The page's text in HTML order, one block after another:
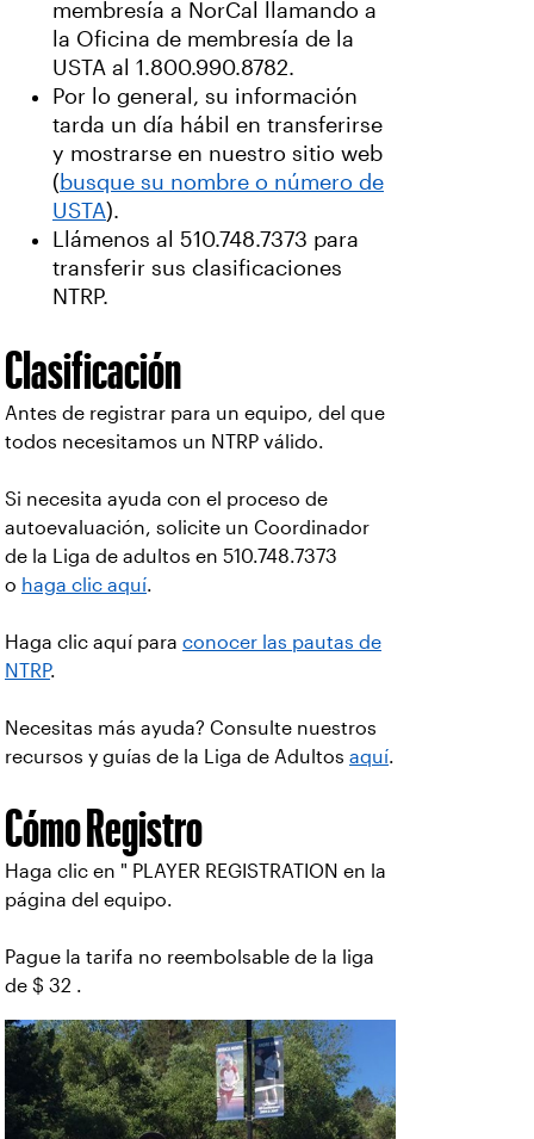
membresía a NorCal llamando a
la Oficina de membresía de la
USTA al 1.800.990.8782.
Por lo general, su información
tarda un día hábil en transferirse
y mostrarse en nuestro sitio web
( busque su nombre o número de
USTA).
Llámenos al 510.748.7373 para
transferir sus clasificaciones
NTRP.
Clasificación
Antes de registrar para un equipo, del que
todos necesitamos un NTRP válido.
Si necesita ayuda con el proceso de
autoevaluación, solicite un Coordinador
de la Liga de adultos en 510.748.7373
o haga clic aquí.
Haga clic aquí para conocer las pautas de
NTRP.
Necesitas más ayuda? Consulte nuestros
recursos y guías de la Liga de Adultos aquí.
Cómo Registro
Haga clic en " PLAYER REGISTRATION en la
página del equipo.
Pague la tarifa no reembolsable de la liga
de $ 32 .